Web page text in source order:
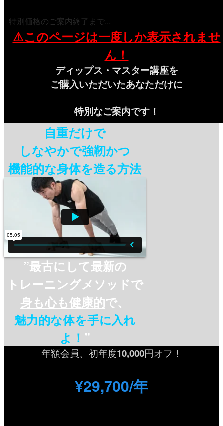
特別価格のご案内終了まで...
⚠このページは一度しか表示されませ
ん！
ディップス・マスター講座を
ご購入いただいたあなただけに
特別なご案内です！
自重だけで
しなやかで強靭かつ
機能的な身体を造る方法
”最古にして最新の
トレーニングメソッドで
身も心も健康的で、
魅力的な体を手に入れ
よ！ ”
年額会員、初年度10,000円オフ！
¥29,700/年